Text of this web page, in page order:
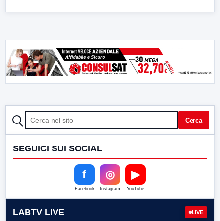
CERCA Cerca
SEGUICI SUI SOCIAL
f
Facebook
◎
Instagram
▶
YouTube
LABTV LIVE LIVE